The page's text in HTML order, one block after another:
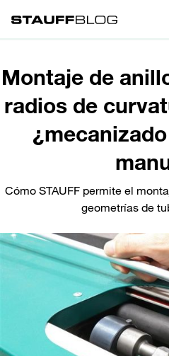
Montaje de
radios de
Cómo STAUFF permite el
geometrías de